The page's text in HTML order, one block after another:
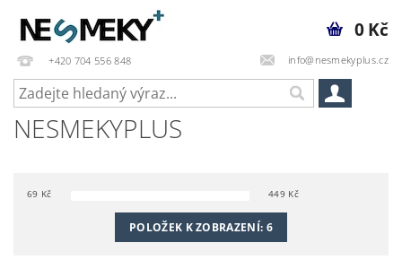
+420 704 556 848 info@nesmekyplus.cz
0 Kč
NESMEKYPLUS
69 Kč 449 Kč
POLOŽEK K ZOBRAZENÍ: 6